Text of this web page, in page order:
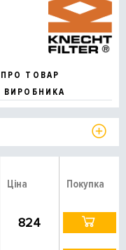
ПРО ТОВАР
ВИРОБНИКА
Ціна Покупка
824